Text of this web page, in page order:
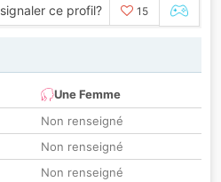
signaler ce profil? 15
Une Femme
Non renseigné
Non renseigné
Non renseigné